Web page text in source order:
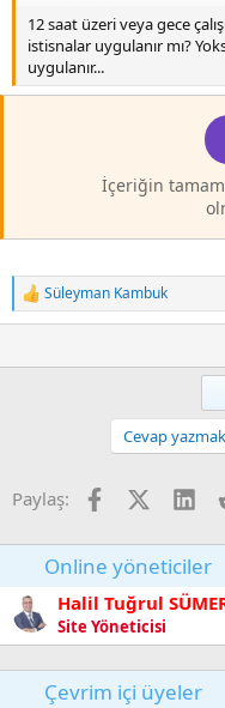
12 saat üzeri veya gece
istisnalar uygulanır mı?
uygulanır...
İçeriğin
T
e
Süleyman Kambuk
Cevap
Paylaş: Facebook
X
Online yöneticiler
Halil Tuğrul
Site Yöneticisi
Çevrim içi üyeler